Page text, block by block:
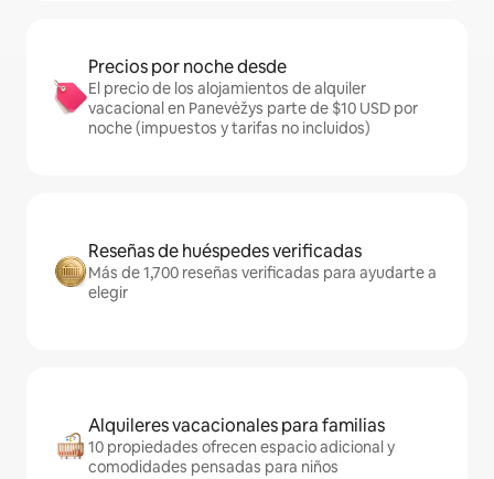
Precios por noche desde
El precio de los alojamientos de alquiler
vacacional en Panevėžys parte de $10 USD por
noche (impuestos y tarifas no incluidos)
Reseñas de huéspedes verificadas
Más de 1,700 reseñas verificadas para ayudarte a
elegir
Alquileres vacacionales para familias
10 propiedades ofrecen espacio adicional y
comodidades pensadas para niños